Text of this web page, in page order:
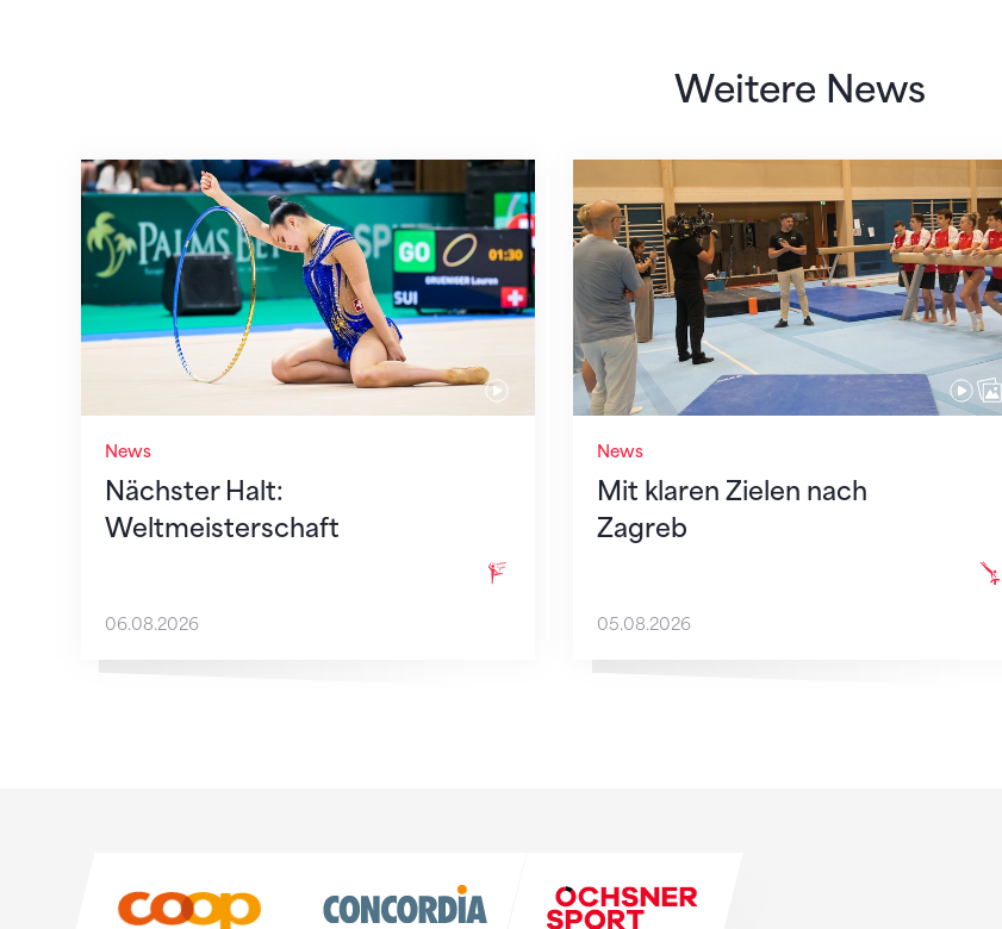
Weitere News
News
Nächster Halt:
Weltmeisterschaft
Nächster Halt: Weltmeisterschaft
06.08.2026
News
Mit klaren Zielen nach
Zagreb
Mit klaren Zielen nach Zagreb
05.08.2026